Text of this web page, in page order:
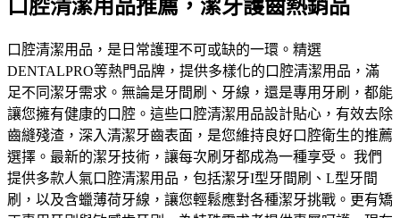
口腔清潔用品推薦，潔牙護齒熱銷品
口腔清潔用品，是日常護理不可或缺的一環。精選
DENTALPRO等熱門品牌，提供多樣化的口腔清潔用品，滿
足不同潔牙需求。無論是牙間刷、牙線，還是專用牙刷，都能
讓您擁有健康的口腔。這些口腔清潔用品設計貼心，有效去除
齒縫殘渣，深入清潔牙齒表面，是您維持良好口腔衛生的推薦
選擇。最新的潔牙技術，讓每次刷牙都成為一種享受。 我們
提供多款人氣口腔清潔用品，包括潔牙I型牙間刷、L型牙間
刷，以及含蠟薄荷牙線，讓您輕鬆應對各種潔牙挑戰。更有矯